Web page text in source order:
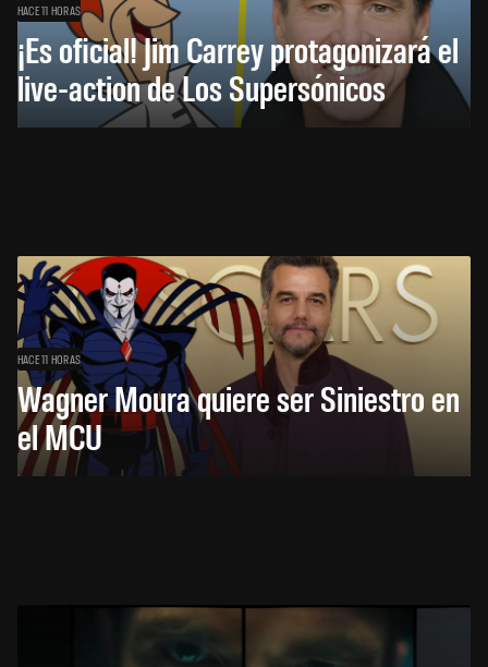
HACE 11 HORAS
¡Es oficial! Jim Carrey protagonizará el
live-action de Los Supersónicos
HACE 11 HORAS
Wagner Moura quiere ser Siniestro en
el MCU